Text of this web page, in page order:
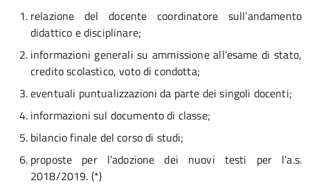
relazione del docente coordinatore sull’andamento
didattico e disciplinare;
informazioni generali su ammissione all’esame di stato,
credito scolastico, voto di condotta;
eventuali puntualizzazioni da parte dei singoli docenti;
informazioni sul documento di classe;
bilancio finale del corso di studi;
proposte per l’adozione dei nuovi testi per l’a.s.
2018/2019. (*)